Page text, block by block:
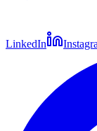
LinkedIn